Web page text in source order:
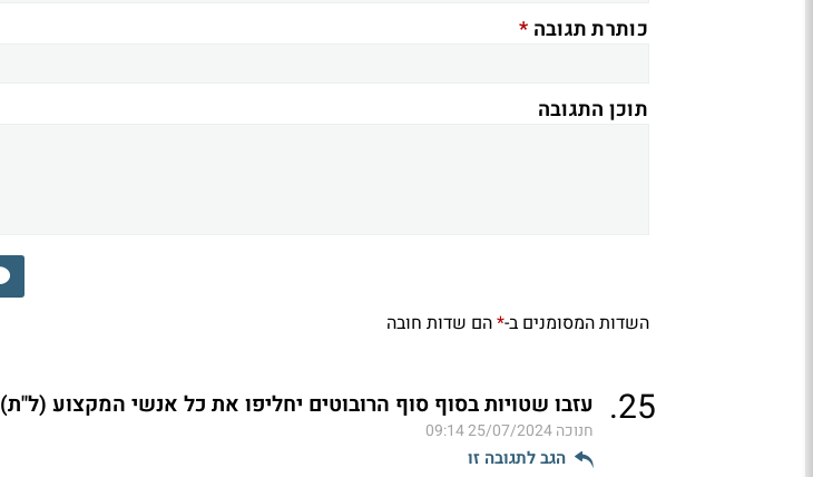
כותרת תגובה *
תוכן התגובה
השדות המסומנים ב-*הם שדות חובה
25
. עזבו שטויות בסוף סוף הרובוטים יחליפו את כל אנשי המקצוע (ל"ת)
חנוכה25/07/2024 09:14
הגב לתגובה זו